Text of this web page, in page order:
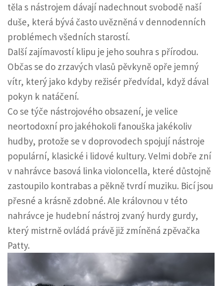
těla s nástrojem dávají nadechnout svobodě naší
duše, která bývá často uvězněná v dennodenních
problémech všedních starostí.
Další zajímavostí klipu je jeho souhra s přírodou.
Občas se do zrzavých vlasů pěvkyně opře jemný
vítr, který jako kdyby režisér předvídal, když dával
pokyn k natáčení.
Co se týče nástrojového obsazení, je velice
neortodoxní pro jakéhokoli fanouška jakékoliv
hudby, protože se v doprovodech spojují nástroje
populární, klasické i lidové kultury. Velmi dobře zní
v nahrávce basová linka violoncella, které důstojně
zastoupilo kontrabas a pěkně tvrdí muziku. Bicí jsou
přesné a krásně zdobné. Ale královnou v této
nahrávce je hudební nástroj zvaný hurdy gurdy,
který mistrně ovládá právě již zmíněná zpěvačka
Patty.